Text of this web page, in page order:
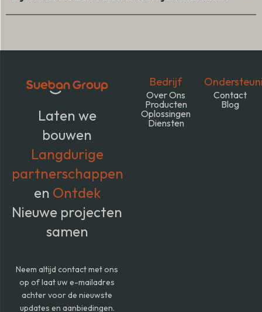
Laten we
bouwen
Langdurige
partnerschappen
en Ontdek
Nieuwe projecten
samen
Neem altijd contact met ons
op of laat uw e-mailadres
achter voor de nieuwste
updates en aanbiedingen.
Bedrijf
Over Ons
Producten
Oplossingen
Diensten
Contact
Blog